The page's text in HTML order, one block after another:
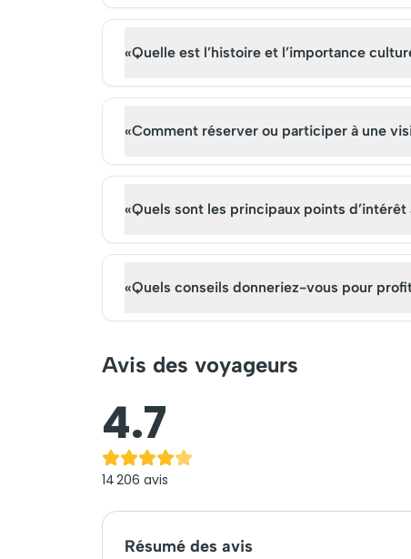
offre un aperçu précieux de
tout en s'harmonisant
paysage environnant.
sur la
«Quelle est l’histoire et l’importance
«Comment réserver ou participer à une
«Quels sont les principaux points d’intérêt
«Quels conseils donneriez-vous pour
Avis des voyageurs
4.7
14 206 avis
Résumé des avis